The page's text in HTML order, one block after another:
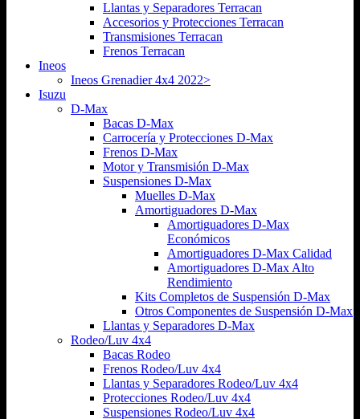
Llantas y Separadores Terracan
Accesorios y Protecciones Terracan
Transmisiones Terracan
Frenos Terracan
Ineos
Ineos Grenadier 4x4 2022>
Isuzu
D-Max
Bacas D-Max
Carrocería y Protecciones D-Max
Frenos D-Max
Motor y Transmisión D-Max
Suspensiones D-Max
Muelles D-Max
Amortiguadores D-Max
Amortiguadores D-Max
Económicos
Amortiguadores D-Max Calidad
Amortiguadores D-Max Alto
Rendimiento
Kits Completos de Suspensión D-Max
Otros Componentes de Suspensión D-Max
Llantas y Separadores D-Max
Rodeo/Luv 4x4
Bacas Rodeo
Frenos Rodeo/Luv 4x4
Llantas y Separadores Rodeo/Luv 4x4
Protecciones Rodeo/Luv 4x4
Suspensiones Rodeo/Luv 4x4